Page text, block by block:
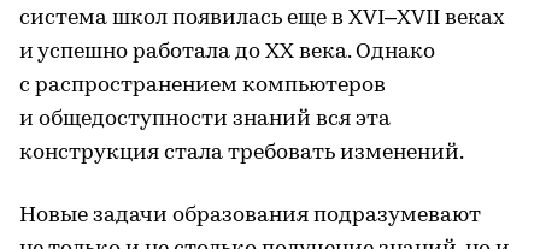
система школ появилась еще в XVI–XVII веках
и успешно работала до ХХ века. Однако
с распространением компьютеров
и общедоступности знаний вся эта
конструкция стала требовать изменений.
Новые задачи образования подразумевают